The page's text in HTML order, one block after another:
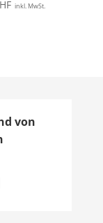
inkl. MwSt.
von